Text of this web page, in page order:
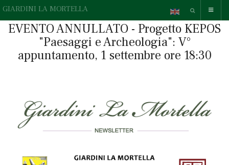
GIARDINI LA MORTELLA
EVENTO ANNULLATO - Progetto KEPOS
"Paesaggi e Archeologia": V°
appuntamento, 1 settembre ore 18:30